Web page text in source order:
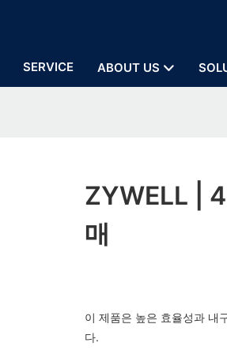
SERVICE ABOUT US
ZYWELL |
매
이 제품은 높은 효율성과 내
다.